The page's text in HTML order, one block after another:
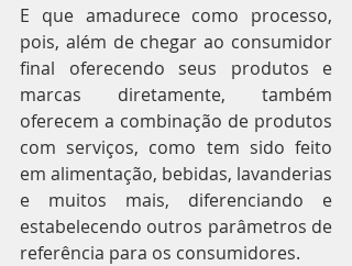
E que amadurece como processo,
pois, além de chegar ao consumidor
final oferecendo seus produtos e
marcas diretamente, também
oferecem a combinação de produtos
com serviços, como tem sido feito
em alimentação, bebidas, lavanderias
e muitos mais, diferenciando e
estabelecendo outros parâmetros de
referência para os consumidores.